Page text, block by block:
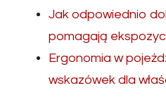
Jak odpowiednio
pomagają
Ergonomia w
wskazówek dla